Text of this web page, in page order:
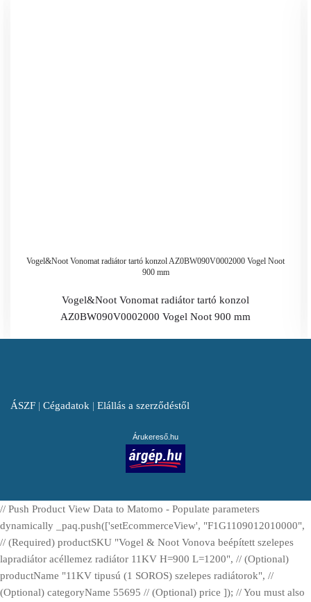
Vogel&Noot Vonomat radiátor tartó konzol AZ0BW090V0002000 Vogel Noot
900 mm
Vogel&Noot Vonomat radiátor tartó konzol
AZ0BW090V0002000 Vogel Noot 900 mm
ÁSZF | Cégadatok | Elállás a szerződéstől
Árukereső.hu
// Push Product View Data to Matomo - Populate parameters
dynamically _paq.push(['setEcommerceView', "F1G1109012010000",
// (Required) productSKU "Vogel & Noot Vonova beépített szelepes
lapradiátor acéllemez radiátor 11KV H=900 L=1200", // (Optional)
productName "11KV tipusú (1 SOROS) szelepes radiátorok", //
(Optional) categoryName 55695 // (Optional) price ]); // You must also